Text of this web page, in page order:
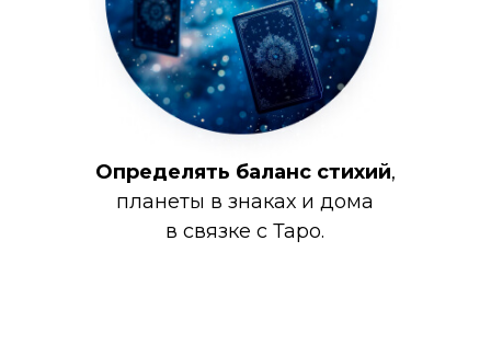
Определять баланс стихий,
планеты в знаках и дома
в связке с Таро.